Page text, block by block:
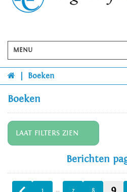
MENU
Boeken
Boeken
LAAT FILTERS ZIEN
Berichten
…